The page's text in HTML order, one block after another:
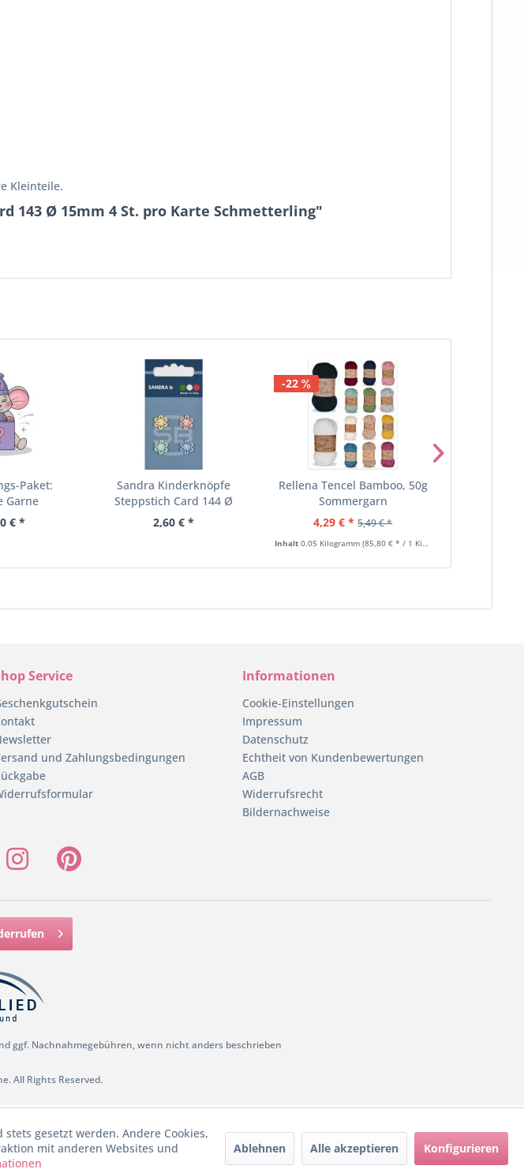
Kleinteile.
143 Ø 15mm 4 St. pro Karte Schmetterling"
Paket:
Garne
€ *
Sandra Kinderknöpfe
Steppstich Card 144 Ø
11mm...
2,60 € *
-22
Rellena Tencel Bamboo, 50g
Sommergarn
4,29 € * 5,49 € *
Inhalt0.05 Kilogramm(85,80 € * / 1 Kilogramm)
Service
und Zahlungsbedingungen
Informationen
Cookie-Einstellungen
Impressum
Datenschutz
Echtheit von Kundenbewertungen
AGB
Widerrufsrecht
Bildernachweise
ggf. Nachnahmegebühren, wenn nicht anders beschrieben
All Rights Reserved.
gesetzt werden. Andere Cookies,
mit anderen Websites und
Ablehnen Alle akzeptieren Konfigurieren